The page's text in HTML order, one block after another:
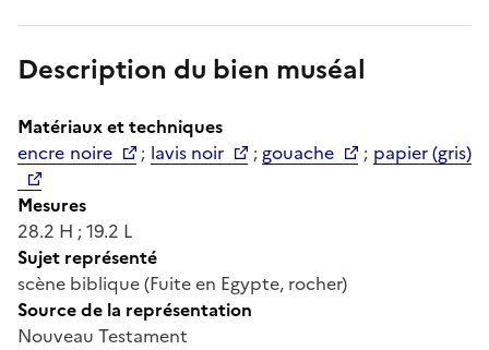
Description du bien muséal
Matériaux et techniques
encre noire
; lavis noir ; gouache ; papier (gris)
Mesures
28.2 H ; 19.2 L
Sujet représenté
scène biblique (Fuite en Egypte, rocher)
Source de la représentation
Nouveau Testament